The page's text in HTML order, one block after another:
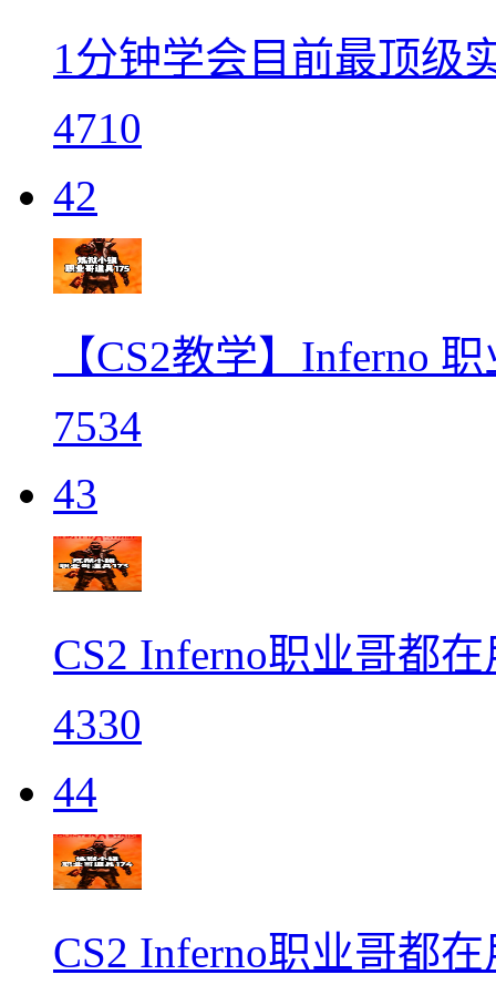
1分钟学会目前最顶级
4710
42
【CS2教学】Inferno
7534
43
CS2 Inferno职业哥都
4330
44
CS2 Inferno职业哥都